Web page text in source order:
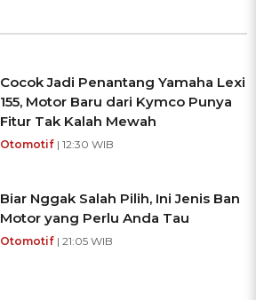
Cocok Jadi Penantang Yamaha Lexi
155, Motor Baru dari Kymco Punya
Fitur Tak Kalah Mewah
Otomotif | 12:30 WIB
Biar Nggak Salah Pilih, Ini Jenis Ban
Motor yang Perlu Anda Tau
Otomotif | 21:05 WIB